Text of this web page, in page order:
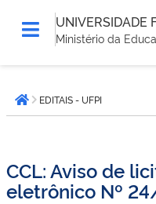
UNIVERSIDADE
Ministério da
está
aqui:Página inicial
EDITAIS - UFPI
CCL: Aviso de
eletrônico Nº